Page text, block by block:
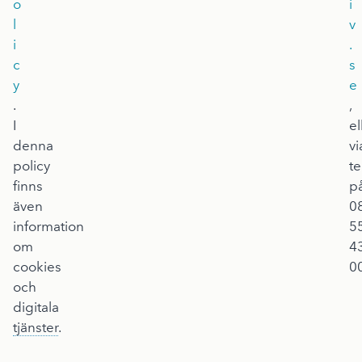
o
i
c
y
.
I
denna
policy
finns
även
information
om
cookies
och
digitala
tjänster.
i
v
.
s
e
,